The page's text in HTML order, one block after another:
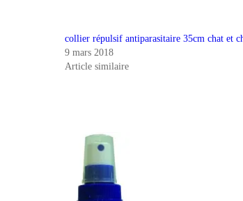
collier répulsif antiparasitaire 35cm chat et
9 mars 2018
Article similaire